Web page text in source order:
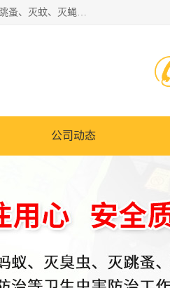
江门市瑞可环境科技有限公司是具有白蚁防治资质的大型专业除四害公司;专业灭老鼠、灭臭虫、灭蟑螂、灭跳蚤、灭蚊、灭蝇、灭白蚁、防蛇等各种害虫的防治。经过多年的努力，公司发展成为集PCO研究、生物制药、害虫防治于一体的专业杀虫灭鼠公司。
公司动态